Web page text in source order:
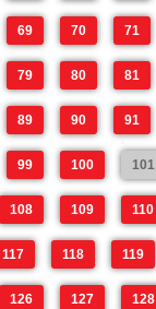
69 70 71
79 80 81
89 90 91
99 100 101
108 109 110
117 118 119
126 127 128